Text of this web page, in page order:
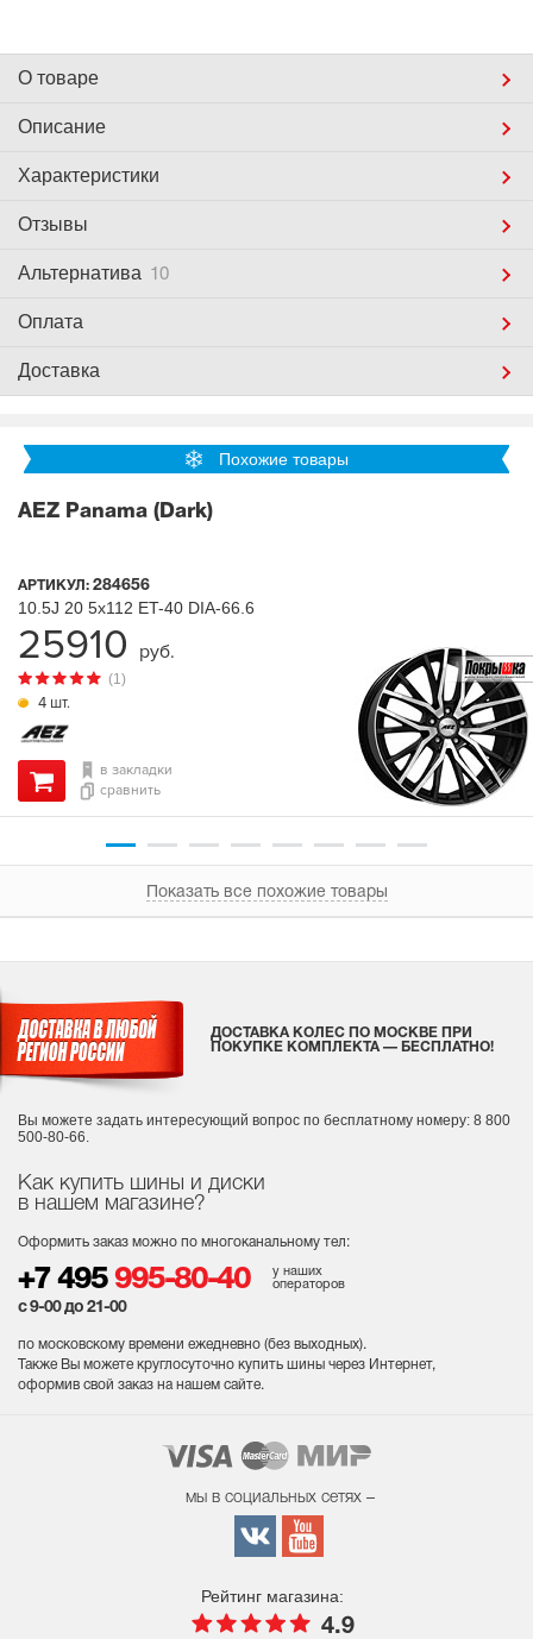
О товаре
Описание
Характеристики
Отзывы
Альтернатива 10
Оплата
Доставка
Похожие товары
AEZ Panama (Dark)
АРТИКУЛ: 284656
4 шт.
(1)
10.5J 20 5x112 ET-40 DIA-66.6
в закладки
сравнить
25910 руб.
Показать все похожие товары
Как купить шины и диски
в нашем магазине?
Оформить заказ можно по многоканальному тел:
+7 495 995-80-40
у наших
операторов
с 9-00 до 21-00
по московскому времени ежедневно (без выходных).
Также Вы можете круглосуточно купить шины через Интернет,
оформив свой заказ на нашем сайте.
ДОСТАВКА КОЛЕС ПО МОСКВЕ ПРИ
ПОКУПКЕ КОМПЛЕКТА — БЕСПЛАТНО!
Вы можете задать интересующий вопрос по бесплатному номеру: 8 800
500-80-66.
мы в социальных сетях –
Рейтинг магазина:
4.9